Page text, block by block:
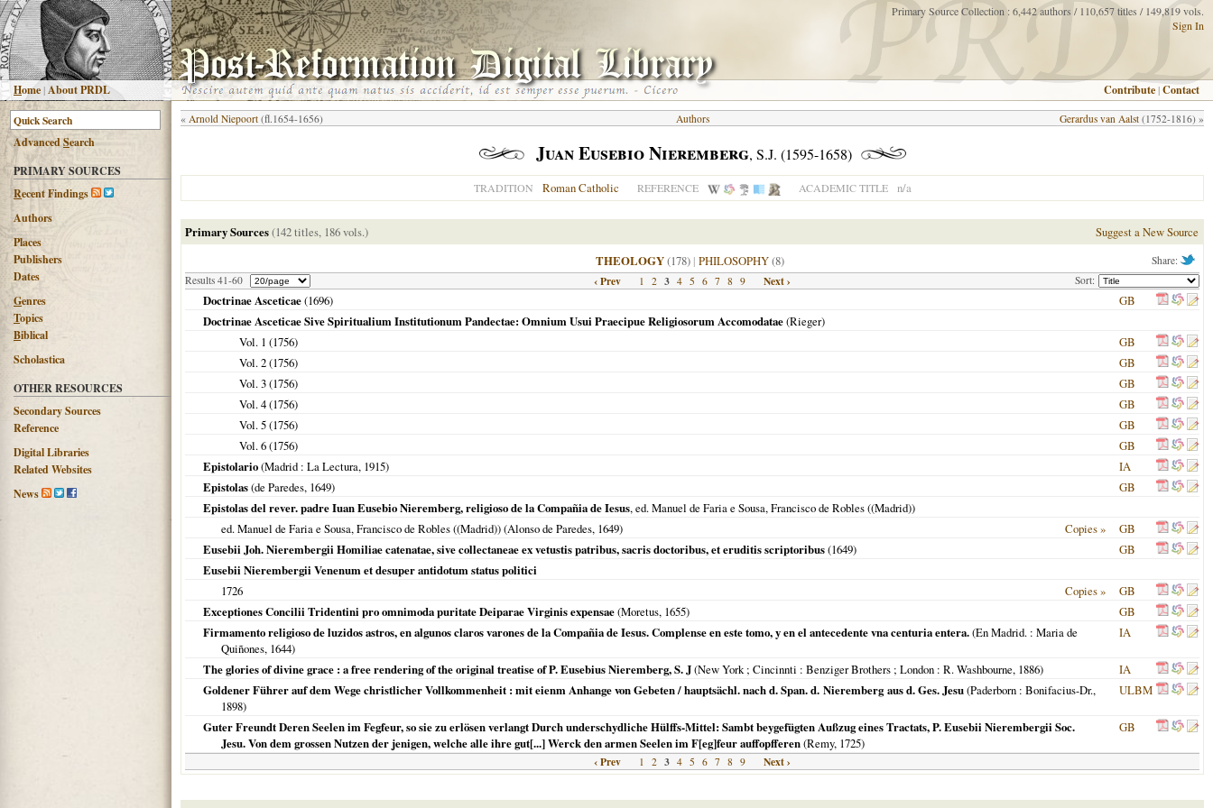
Home |About PRDL
Primary Source Collection : 6,442 authors / 110,657 titles / 149,819 vols.
Sign In
Contribute |Contact
AdvancedSearch
PRIMARY SOURCES
Recent Findings
Authors
Places
Publishers
Dates
Genres
Topics
Biblical
Scholastica
OTHER RESOURCES
Secondary Sources
Reference
Digital Libraries
Related Websites
News
« Arnold Niepoort (fl.1654-1656) Gerardus van Aalst (1752-1816) »
Authors
Juan Eusebio Nieremberg, S.J. (1595-1658)
TRADITION Roman Catholic REFERENCE ACADEMIC TITLE n/a
Primary Sources(142 titles, 186 vols.) Suggest a New Source
Share:
THEOLOGY(178) | PHILOSOPHY(8)
Results 41-60 Sort:
‹ Prev 1 2 3 4 5 6 7 8 9 Next ›
Doctrinae Asceticae(1696)
GB
Doctrinae Asceticae Sive Spiritualium Institutionum Pandectae: Omnium Usui Praecipue Religiosorum Accomodatae(Rieger)
Vol. 1 (1756)
GB
Vol. 2 (1756)
GB
Vol. 3 (1756)
GB
Vol. 4 (1756)
GB
Vol. 5 (1756)
GB
Vol. 6 (1756)
GB
Epistolario(Madrid : La Lectura, 1915)
IA
Epistolas(de Paredes, 1649)
GB
Epistolas del rever. padre Iuan Eusebio Nieremberg, religioso de la Compañia de Iesus, ed. Manuel de Faria e Sousa, Francisco de Robles ((Madrid))
ed. Manuel de Faria e Sousa, Francisco de Robles ((Madrid)) (Alonso de Paredes, 1649) Copies »
GB
Eusebii Joh. Nierembergii Homiliae catenatae, sive collectaneae ex vetustis patribus, sacris doctoribus, et eruditis scriptoribus(1649)
GB
Eusebii Nierembergii Venenum et desuper antidotum status politici
1726
Copies »
GB
Exceptiones Concilii Tridentini pro omnimoda puritate Deiparae Virginis expensae(Moretus, 1655)
GB
Firmamento religioso de luzidos astros, en algunos claros varones de la Compañia de Iesus. Complense en este tomo, y en el antecedente vna centuria entera.(En Madrid. : Maria de
Quiñones, 1644)
IA
The glories of divine grace : a free rendering of the original treatise of P. Eusebius Nieremberg, S. J(New York ; Cincinnti : Benziger Brothers ; London : R. Washbourne, 1886)
IA
Goldener Führer auf dem Wege christlicher Vollkommenheit : mit eienm Anhange von Gebeten / hauptsächl. nach d. Span. d. Nieremberg aus d. Ges. Jesu(Paderborn : Bonifacius-Dr.,
1898)
ULBM
Guter Freundt Deren Seelen im Fegfeur, so sie zu erlösen verlangt Durch underschydliche Hülffs-Mittel: Sambt beygefügten Außzug eines Tractats, P. Eusebii Nierembergii Soc.
Jesu. Von dem grossen Nutzen der jenigen, welche alle ihre gut[...] Werck den armen Seelen im F[eg]feur auffopfferen(Remy, 1725)
GB
‹ Prev 1 2 3 4 5 6 7 8 9 Next ›